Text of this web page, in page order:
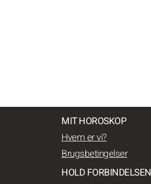
MIT HOROSKOP
Hvem er vi?
Brugsbetingelser
HOLD FORBINDELSEN